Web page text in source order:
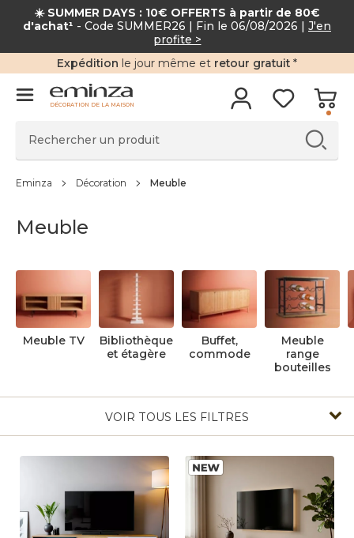
☀️ SUMMER DAYS : 10€ OFFERTS à partir de 80
d'achat¹ - Code SUMMER26 | Fin le 06/08/2026 | J'en
profite >
Expédition le jour même et retour gratuit *
DÉCORATION DE LA MAISON
Eminza Décoration Meuble
Meuble
Meuble TV
Bibliothèque
et étagère
Buffet,
commode
Meuble
range
bouteilles
VOIR TOUS LES FILTRES